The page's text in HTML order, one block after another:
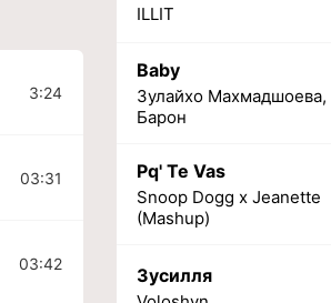
3:24
03:31
03:42
ILLIT
Baby
Зулайхо Махмадшоева,
Барон
Pq' Te Vas
Snoop Dogg x Jeanette
(Mashup)
Зусилля